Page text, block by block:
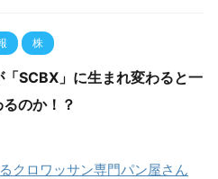
株
「SCBX」に生まれ変わると一
のか！？
クロワッサン専門パン屋さん